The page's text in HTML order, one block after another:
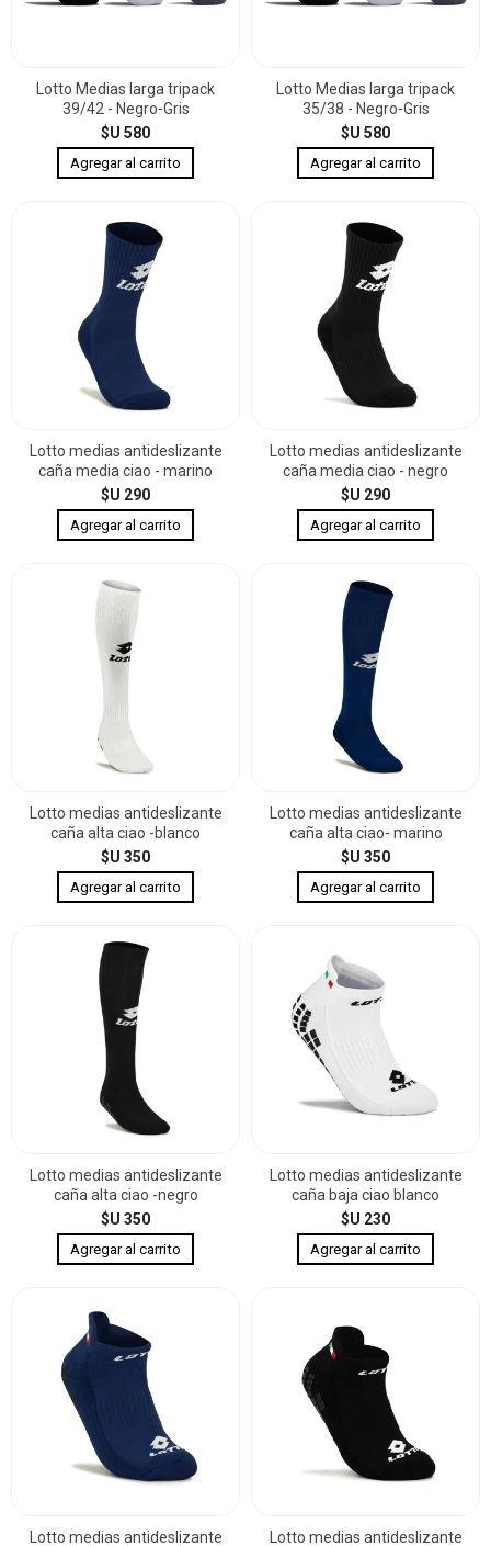
Lotto Medias larga tripack
39/42 - Negro-Gris
$U 580
Lotto Medias larga tripack
35/38 - Negro-Gris
$U 580
Lotto medias antideslizante
caña media ciao - marino
$U 290
Lotto medias antideslizante
caña media ciao - negro
$U 290
Lotto medias antideslizante
caña alta ciao -blanco
$U 350
Lotto medias antideslizante
caña alta ciao- marino
$U 350
Lotto medias antideslizante
caña alta ciao -negro
$U 350
Lotto medias antideslizante
caña baja ciao blanco
$U 230
Lotto medias antideslizante
Lotto medias antideslizante